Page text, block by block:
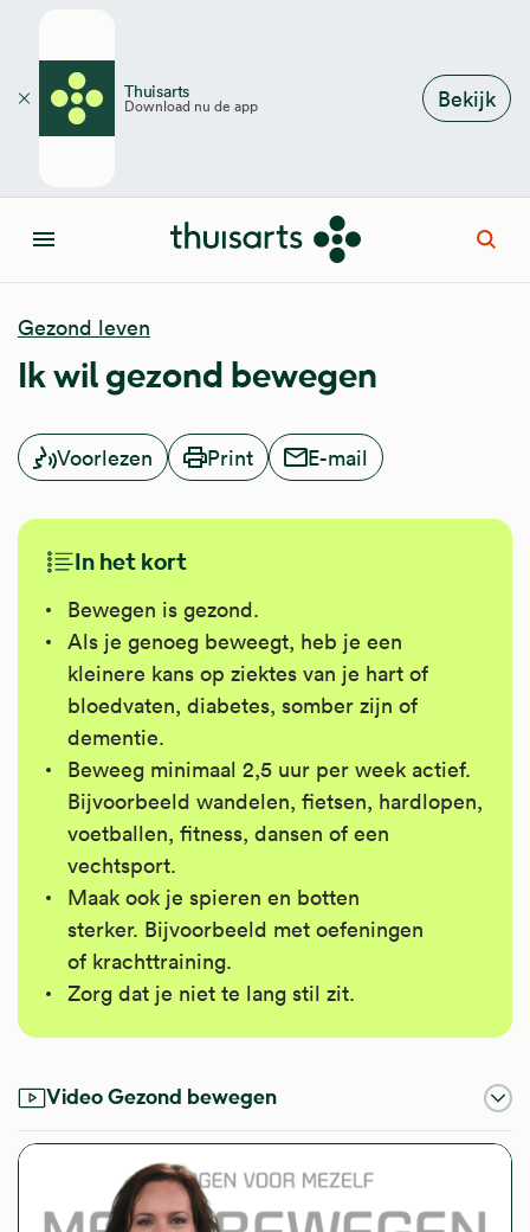
Thuisarts
Download nu de app Bekijk
Sluiten
Menu
Gezond leven
Ik wil gezond bewegen
Voorlezen Print E-mail
In het kort
Bewegen is gezond.
Als je genoeg beweegt, heb je een
kleinere kans op ziektes van je hart of
bloedvaten, diabetes, somber zijn of
dementie.
Beweeg minimaal 2,5 uur per week actief.
Bijvoorbeeld wandelen, fietsen, hardlopen,
voetballen, fitness, dansen of een
vechtsport.
Maak ook je spieren en botten
sterker. Bijvoorbeeld met oefeningen
of krachttraining.
Zorg dat je niet te lang stil zit.
Video Gezond bewegen